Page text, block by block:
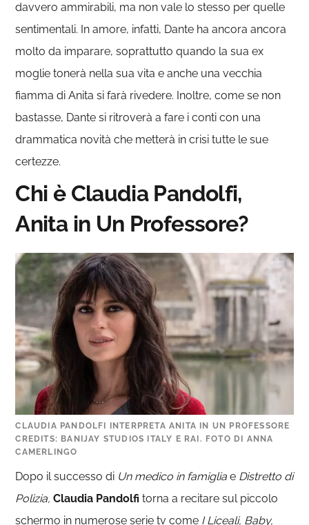
davvero ammirabili, ma non vale lo stesso per quelle
sentimentali. In amore, infatti, Dante ha ancora ancora
molto da imparare, soprattutto quando la sua ex
moglie tonerà nella sua vita e anche una vecchia
fiamma di Anita si farà rivedere. Inoltre, come se non
bastasse, Dante si ritroverà a fare i conti con una
drammatica novità che metterà in crisi tutte le sue
certezze.
Chi è Claudia Pandolfi,
Anita in Un Professore?
CLAUDIA PANDOLFI INTERPRETA ANITA IN UN PROFESSORE
CREDITS: BANIJAY STUDIOS ITALY E RAI. FOTO DI ANNA
CAMERLINGO
Dopo il successo di Un medico in famigliae Distretto di
Polizia,Claudia Pandolfi torna a recitare sul piccolo
schermo in numerose serie tv come I Liceali, Baby,